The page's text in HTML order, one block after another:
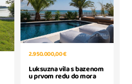
2.950.000,00 €
Luksuzna vila s bazenom
u prvom redu do mora